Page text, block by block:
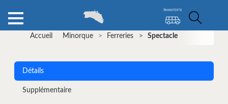
Accueil Minorque Ferreries Spectacle
Détails
Supplémentaire